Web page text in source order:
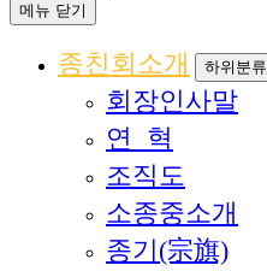
메뉴 닫기
종친회소개 하위분류
회장인사말
연 혁
조직도
소종중소개
종기(宗旗)